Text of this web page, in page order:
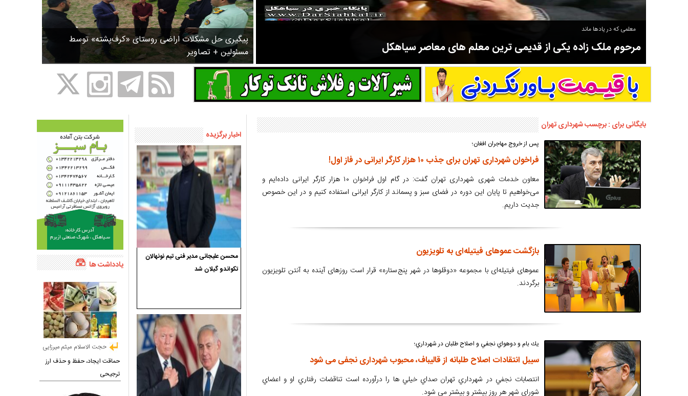
پیگیری حل مشکلات اراضی روستای «کرف‌پشته» توسط
مسئولین + تصاویر
معلمی که در یادها ماند
مرحوم ملک زاده یکی از قدیمی ترین معلم های معاصر سیاهکل
مرحوم ملک زاده از سال ۱۳۲۷ شروع به تدریس در مدارس سیاهکل کرد و در ۳۱ سال خدمت خود، علاوه بر تدریس در کلاس اول، معلم نهضت
سوادآموزی و عضو موسس مدرسه اورنگ سیاهکل نیز بود و در سال ۱۳۵۸ بازنشست شد.
بایگانی برای : برچسب شهرداری تهران
پس از خروج مهاجران افغان؛
فراخوان شهرداری تهران برای جذب ۱۰ هزار کارگر ایرانی در فاز اول!
معاون خدمات شهری شهرداری تهران گفت: در گام اول فراخوان ۱۰ هزار کارگر ایرانی داده‌ایم و
می‌خواهیم تا پایان این دوره در فضای سبز و پسماند از کارگر ایرانی استفاده کنیم و در این خصوص
جدیت داریم.
بازگشت عموهای فیتیله‌ای به تلویزیون
عموهای فیتیله‌ای با مجموعه «دوقلوها در شهر پنج‌ستاره» قرار است روزهای آینده به آنتن تلویزیون
برگردند.
يك بام و دوهواي نجفي و اصلاح طلبان در شهرداري؛
سیبل انتقادات اصلاح طلبانه از قالیباف، محبوب شهرداری نجفی می شود
انتصابات نجفي در شهرداري تهران صداي خيلي ها را درآورده است تناقضات رفتاري او و اعضاي
شوراي شهر هر روز بيشتر و بيشتر مي شود.
اخبار برگزیده
محسن علیجانی مدیر فنی تیم نونهالان
تکواندو گیلان شد
یادداشت ها
حجت الاسلام میثم میرزایی
حماقت ایجاد، حفظ و حذف ارز
ترجیحی